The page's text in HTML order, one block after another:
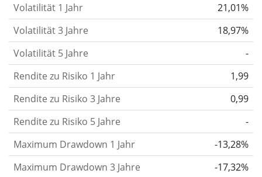
gelten im Allgemeinen als risikoreicher. Wir
berechnen die Volatilität auf Basis der Daten der
letzten 1, 3 und 5 Jahre, damit du sehen kannst, ob
die Kursschwankungen im Laufe der Zeit stärker
oder schwächer wurden. Weitere Informationen
findest du in unserem Artikel:
Risikomaß.
Rendite pro Risikofür Zeiträume von 1, 3 und 5
Jahren. Diese Kennzahl ist definiert als die
annualisierte (d. h. auf einen Einjahreszeitraum
Volatilität 1 Jahr
21,01%
Volatilität 3 Jahre
18,97%
Volatilität 5 Jahre
-
Rendite zu Risiko 1 Jahr
1,99
Rendite zu Risiko 3 Jahre
0,99
Rendite zu Risiko 5 Jahre
-
Maximum Drawdown 1 Jahr
-13,28%
Maximum Drawdown 3 Jahre
-17,32%